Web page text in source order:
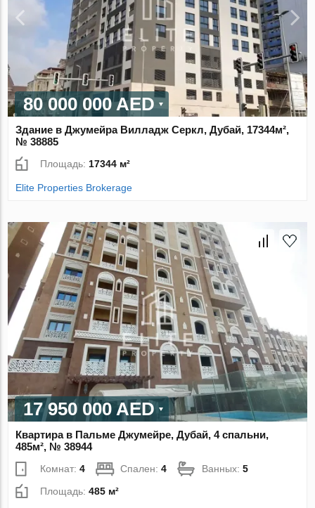
80 000 000 AED
Здание в Джумейра Вилладж Серкл, Дубай, 17344м²,
№ 38885
Площадь:17344 м²
Elite Properties Brokerage
17 950 000 AED
Квартира в Пальме Джумейре, Дубай, 4 спальни,
485м², № 38944
Комнат:4 Спален:4 Ванных:5
Площадь:485 м²